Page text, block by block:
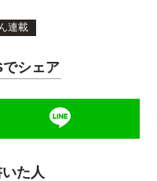
連載
シェア
た人